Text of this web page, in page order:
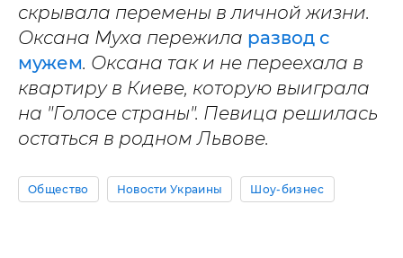
скрывала перемены в личной жизни.
Оксана Муха пережила развод с
мужем. Оксана так и не переехала в
квартиру в Киеве, которую выиграла
на "Голосе страны". Певица решилась
остаться в родном Львове.
Общество Новости Украины Шоу-бизнес